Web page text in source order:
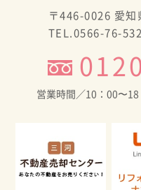
〒446-0026 愛
TEL.0566-76-
営業時間／10：00〜